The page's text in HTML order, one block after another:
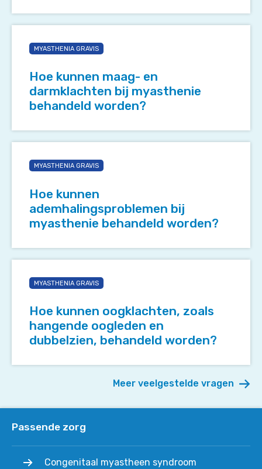
kunnen
darmklachten
behandeld
worden?
MYASTHENIA GRAVIS
Hoe kunnen maag- en
darmklachten bij myasthenie
behandeld worden?
kunnen
myasthenie
behandeld
worden?
MYASTHENIA GRAVIS
Hoe kunnen
ademhalingsproblemen bij
myasthenie behandeld worden?
kunnen
zoals
hangende
oogleden
dubbelzien,
MYASTHENIA GRAVIS
Hoe kunnen oogklachten, zoals
hangende oogleden en
dubbelzien, behandeld worden?
Meer veelgestelde vragen
Passende zorg
Congenitaal myastheen syndroom